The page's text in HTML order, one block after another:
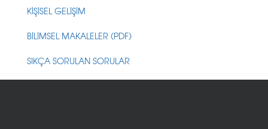
KİŞİSEL GELİŞİM
BİLİMSEL MAKALELER (PDF)
SIKÇA SORULAN SORULAR